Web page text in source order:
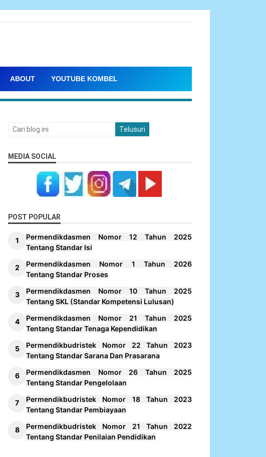
ABOUT YOUTUBE KOMBEL
MEDIA SOCIAL
POST POPULAR
Permendikdasmen Nomor 12 Tahun 2025
Tentang Standar Isi
Permendikdasmen Nomor 1 Tahun 2026
Tentang Standar Proses
Permendikdasmen Nomor 10 Tahun 2025
Tentang SKL (Standar Kompetensi Lulusan)
Permendikdasmen Nomor 21 Tahun 2025
Tentang Standar Tenaga Kependidikan
Permendikbudristek Nomor 22 Tahun 2023
Tentang Standar Sarana Dan Prasarana
Permendikdasmen Nomor 26 Tahun 2025
Tentang Standar Pengelolaan
Permendikbudristek Nomor 18 Tahun 2023
Tentang Standar Pembiayaan
Permendikbudristek Nomor 21 Tahun 2022
Tentang Standar Penilaian Pendidikan